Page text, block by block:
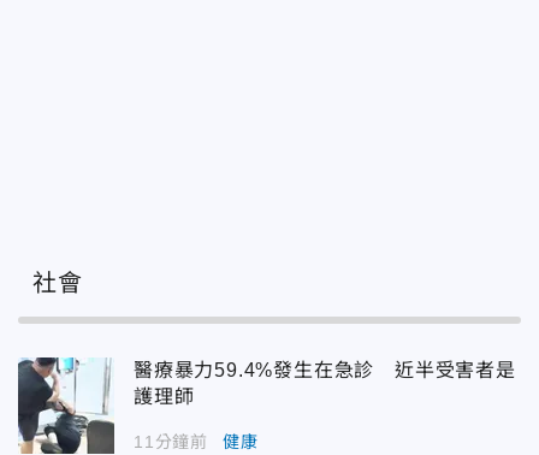
社會
醫療暴力59.4%發生在急診 近半受害者是
護理師
11分鐘前 健康